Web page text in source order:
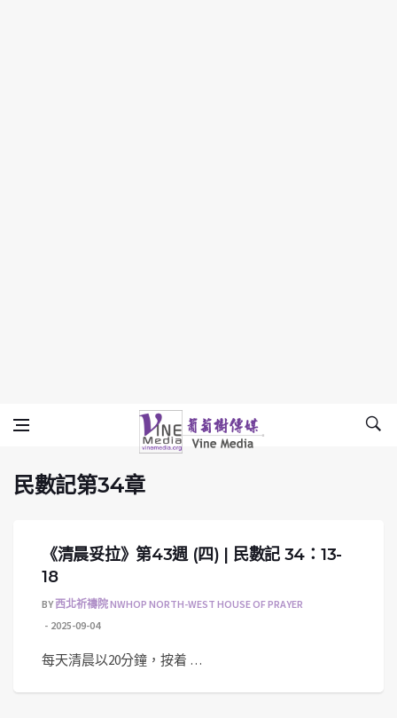
民數記第34章
Vine Media
葡萄樹傳媒
民數記第34章
《清晨妥拉》第43週 (四) | 民數記 34：13-
18
BY西北祈禱院 NWHOP NORTH-WEST HOUSE OF PRAYER
2025-09-04
每天清晨以20分鐘，按着 …